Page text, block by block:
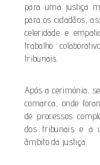
para uma justiça
para os cidadãos,
celeridade e
trabalho
tribunais.
Após a cerimónia,
comarca, onde
de processos
dos tribunais e a
âmbito da justiça.